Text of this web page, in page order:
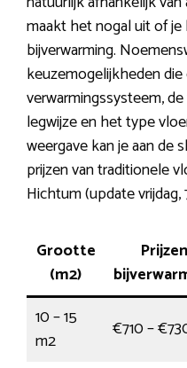
maakt het nogal uit of
bijverwarming.
keuzemogelijkheden
verwarmingssysteem,
legwijze en het type
weergave kan je aan de
prijzen van traditionele
Hichtum (update
Grootte
(m2)
Prijzen
10 – 15
m2
€710 –